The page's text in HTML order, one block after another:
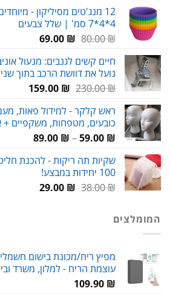
היה:
90.00 ₪.
הוא:
69.00 ₪.
12 מנג'טים מסיליקון -
4*4*7 סמ' | שלל צבעים
80.00₪
המחיר
היה:
80.00 ₪.
69.00 ₪
המחיר
הוא:
69.00 ₪.
חיים קשים לגנבים: מנעול
נועל את דוושת הרכב בתוך
230.00₪
המחיר
היה:
230.00 ₪.
159.00 ₪
המחיר
הוא:
159.00 ₪.
ראש קלקר - למידול פאות,
כובעים, מטפחות, משקפיים +
59.00 ₪
–
89.00 ₪
טווח
שקיות תה ריקות - להכנת
100 יחידות במבצע!
38.00₪
המחיר29.00 ₪
המחיר
המומלצים
מפיץ ריח/מכונת בישום
עוצמת הריח - למלון, משרד
109.90 ₪